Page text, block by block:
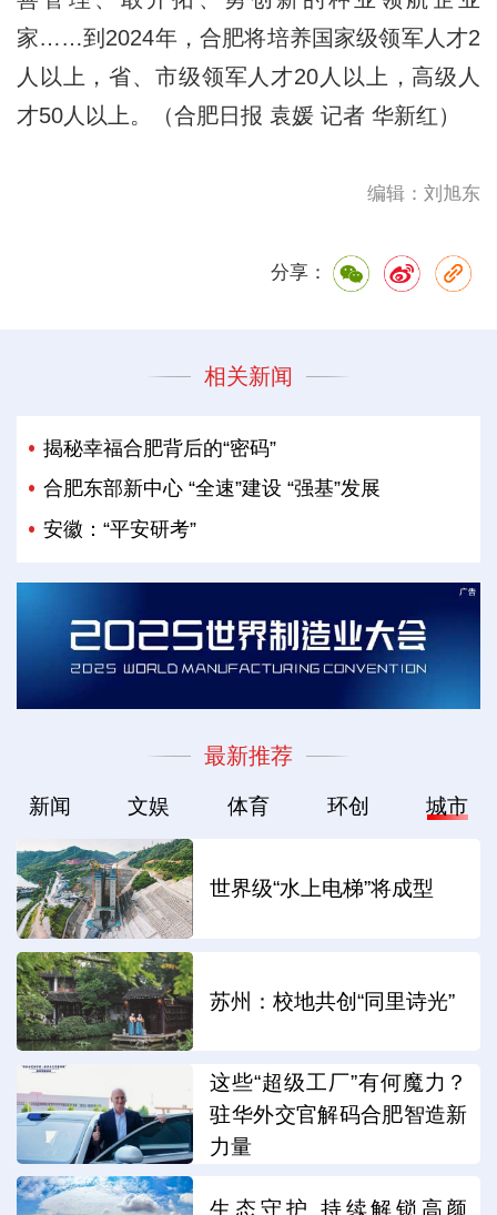
家……到2024年，合肥将培养国家级领军人才2
人以上，省、市级领军人才20人以上，高级人
才50人以上。（合肥日报 袁媛 记者 华新红）
编辑：刘旭东
分享：
相关新闻
揭秘幸福合肥背后的“密码”
合肥东部新中心 “全速”建设 “强基”发展
安徽：“平安研考”
最新推荐
新闻 文娱 体育 环创 城市
世界级“水上电梯”将成型
苏州：校地共创“同里诗光”
这些“超级工厂”有何魔力？
驻华外交官解码合肥智造新
力量
生态守护 持续解锁高颜